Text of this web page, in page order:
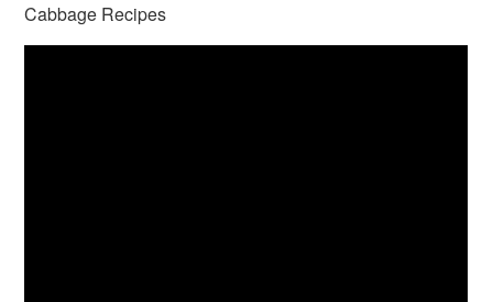
Cabbage Recipes